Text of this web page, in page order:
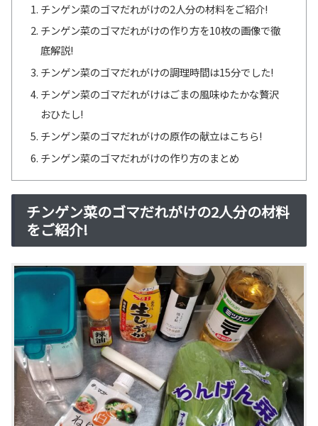
チンゲン菜のゴマだれがけの2人分の材料をご紹介!
チンゲン菜のゴマだれがけの作り方を10枚の画像で徹
底解説!
チンゲン菜のゴマだれがけの調理時間は15分でした!
チンゲン菜のゴマだれがけはごまの風味ゆたかな贅沢
おひたし!
チンゲン菜のゴマだれがけの原作の献立はこちら!
チンゲン菜のゴマだれがけの作り方のまとめ
チンゲン菜のゴマだれがけの2人分の材料
をご紹介!